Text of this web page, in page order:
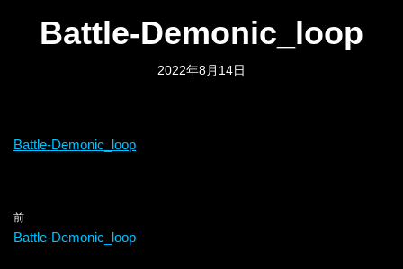
Battle-Demonic_loop
2022年8月14日
Battle-Demonic_loop
前
Battle-Demonic_loop